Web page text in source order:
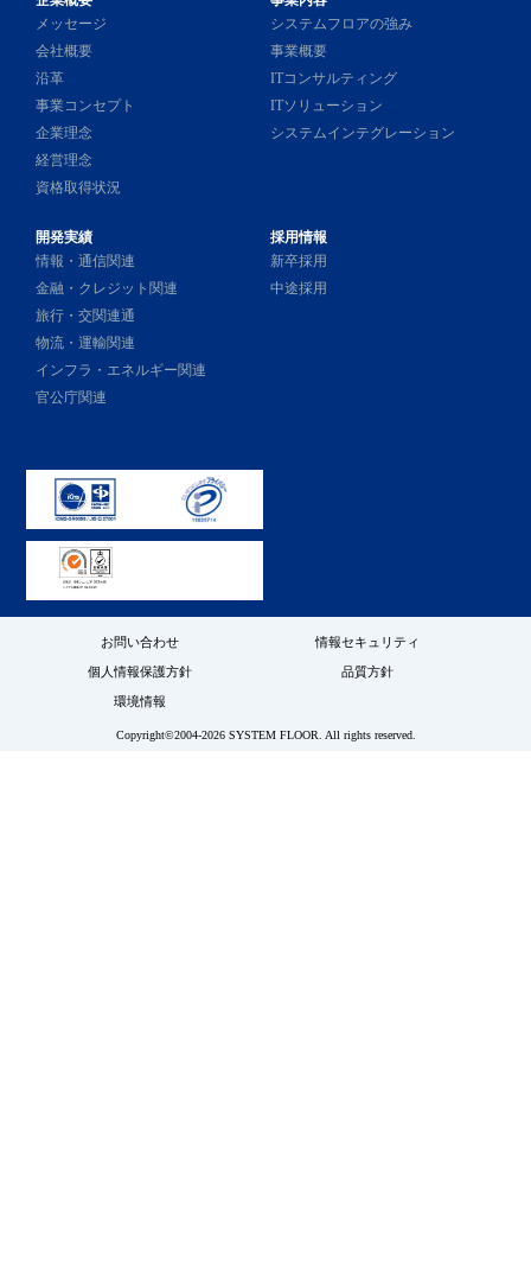
メッセージ
会社概要
沿革
事業コンセプト
企業理念
経営理念
資格取得状況
システムフロアの強み
事業概要
ITコンサルティング
ITソリューション
システムインテグレーション
開発実績
情報・通信関連
金融・クレジット関連
旅行・交関連通
物流・運輸関連
インフラ・エネルギー関連
官公庁関連
採用情報
新卒採用
中途採用
お問い合わせ 情報セキュリティ
個人情報保護方針 品質方針
環境情報
Copyright©2004-2026 SYSTEM FLOOR. All rights reserved.